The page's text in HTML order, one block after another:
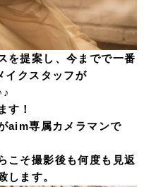
を提案し、今までで一番
イクスタッフが
す！
aim専属カメラマンで
こそ撮影後も何度も見返
します。